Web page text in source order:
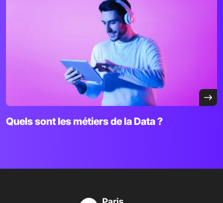
Quels sont les métiers de la Data ?